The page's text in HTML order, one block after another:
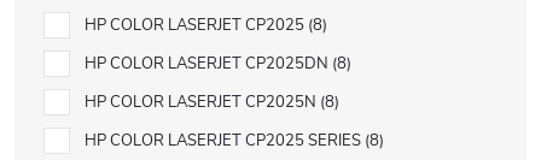
HP COLOR LASERJET CP2025 8
HP COLOR LASERJET CP2025DN 8
HP COLOR LASERJET CP2025N 8
HP COLOR LASERJET CP2025 SERIES 8